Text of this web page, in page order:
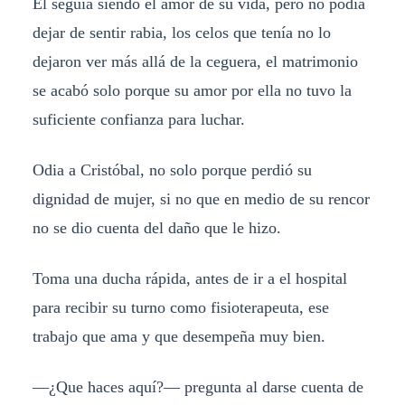
Él seguía siendo el amor de su vida, pero no podía
dejar de sentir rabia, los celos que tenía no lo
dejaron ver más allá de la ceguera, el matrimonio
se acabó solo porque su amor por ella no tuvo la
suficiente confianza para luchar.
Odia a Cristóbal, no solo porque perdió su
dignidad de mujer, si no que en medio de su rencor
no se dio cuenta del daño que le hizo.
Toma una ducha rápida, antes de ir a el hospital
para recibir su turno como fisioterapeuta, ese
trabajo que ama y que desempeña muy bien.
—¿Que haces aquí?— pregunta al darse cuenta de